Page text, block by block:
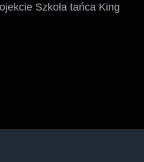
Szkoła tańca King